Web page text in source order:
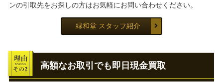
ンの引取先をお探しの方はお気軽にお問い合わせください。
緑和堂 スタッフ紹介
高額なお取引でも即日現金買取